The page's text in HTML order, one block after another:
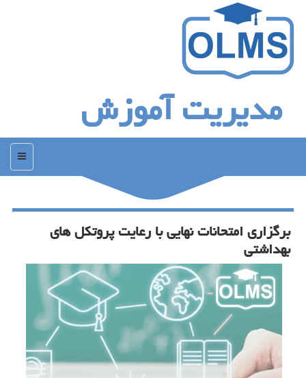
مدیریت آموزش
منو
برگزاری امتحانات نهایی با رعایت پروتكل های
بهداشتی